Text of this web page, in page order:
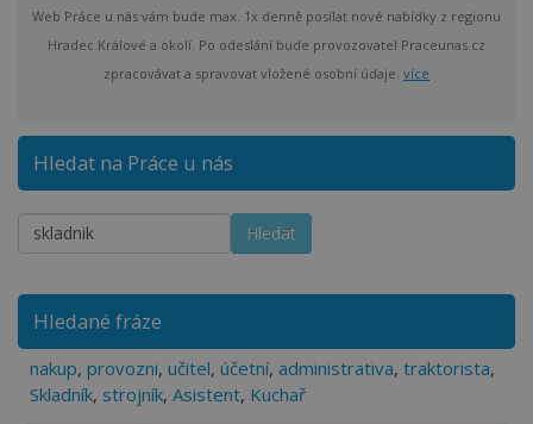
Web Práce u nás vám bude max. 1x denně posílat nové nabídky z regionu
Hradec Králové a okolí. Po odeslání bude provozovatel Praceunas.cz
zpracovávat a spravovat vložené osobní údaje. více
Hledat na Práce u nás
Hledané fráze
nakup, provozni, učitel, účetní, administrativa, traktorista,
Skladník, strojník, Asistent, Kuchař